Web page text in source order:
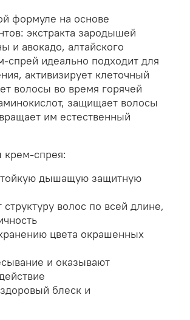
формуле на основе
экстракта зародышей
и авокадо, алтайского
спрей идеально подходит для
активизирует клеточный
волосы во время горячей
защищает волосы
им естественный
спрея:
дышащую защитную
структуру волос по всей длине,
цвета окрашенных
и оказывают
блеск и